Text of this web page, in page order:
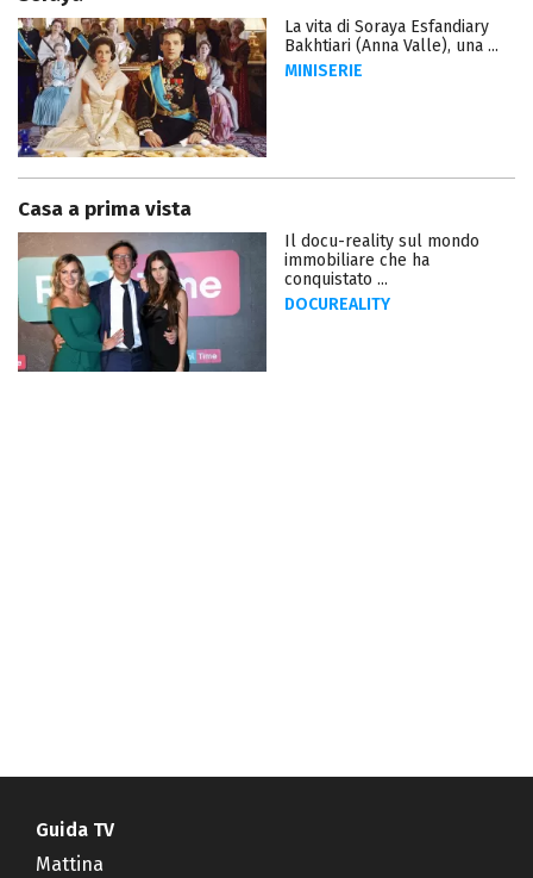
La vita di Soraya Esfandiary
Bakhtiari (Anna Valle), una ...
MINISERIE
Casa a prima vista
Il docu-reality sul mondo
immobiliare che ha
conquistato ...
DOCUREALITY
Guida TV
Mattina